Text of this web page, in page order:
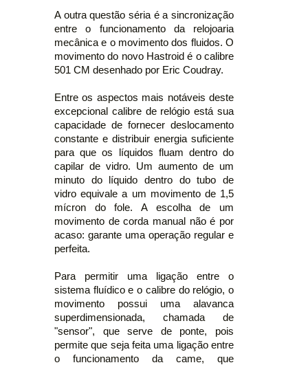
A outra questão séria é a sincronização
entre o funcionamento da relojoaria
mecânica e o movimento dos fluidos. O
movimento do novo Hastroid é o calibre
501 CM desenhado por Eric Coudray.
Entre os aspectos mais notáveis deste
excepcional calibre de relógio está sua
capacidade de fornecer deslocamento
constante e distribuir energia suficiente
para que os líquidos fluam dentro do
capilar de vidro. Um aumento de um
minuto do líquido dentro do tubo de
vidro equivale a um movimento de 1,5
mícron do fole. A escolha de um
movimento de corda manual não é por
acaso: garante uma operação regular e
perfeita.
Para permitir uma ligação entre o
sistema fluídico e o calibre do relógio, o
movimento possui uma alavanca
superdimensionada, chamada de
"sensor", que serve de ponte, pois
permite que seja feita uma ligação entre
o funcionamento da came, que